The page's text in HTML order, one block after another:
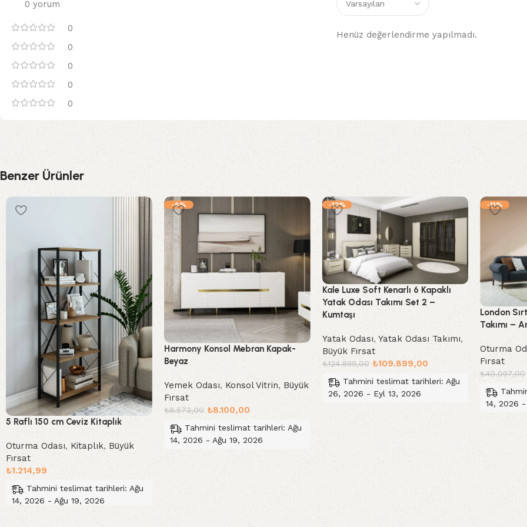
0 yorum
0
0
0
0
0
Henüz değerlendirme yapılmadı.
Benzer Ürünler
5 Raflı 150 cm Ceviz Kitaplık
Oturma Odası, Kitaplık, Büyük
Fırsat
₺1.214,99
Tahmini teslimat tarihleri: Ağu
14, 2026 - Ağu 19, 2026
Sepete Ekle
-6%
Harmony Konsol Mebran Kapak-
Beyaz
Yemek Odası, Konsol Vitrin, Büyük
Fırsat
₺8.573,00 ₺8.100,00
Tahmini teslimat tarihleri: Ağu
14, 2026 - Ağu 19, 2026
Sepete Ekle
-12%
Kale Luxe Soft Kenarlı 6 Kapaklı
Yatak Odası Takımı Set 2 –
Kumtaşı
Yatak Odası,Yatak Odası Takımı,
Büyük Fırsat
₺124.899,00 ₺109.899,00
Tahmini teslimat tarihleri: Ağu
26, 2026 - Eyl 13, 2026
Sepete Ekle
-11%
London
Takımı –
Oturma
Fırsat
₺40.097,00
14, 2026
Sepete